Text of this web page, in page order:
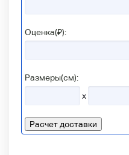
Оценка(₽):
Размеры(см):
x
Расчет доставки